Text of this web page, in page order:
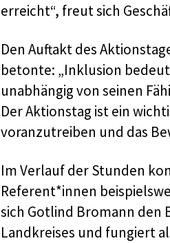
erreicht“, freut sich
Den Auftakt des
betonte: „Inklusion
unabhängig von seinen
Der Aktionstag ist ein
voranzutreiben und das
Im Verlauf der Stunden
Referent*innen
sich Gotlind Bromann den
Landkreises und fungiert